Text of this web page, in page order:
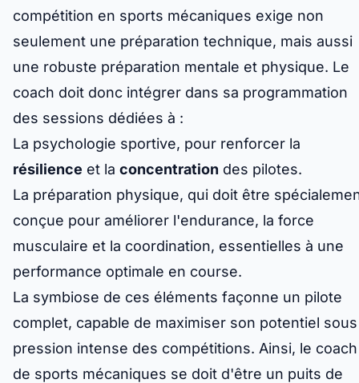
compétition en sports mécaniques exige non
seulement une préparation technique, mais aussi
une robuste préparation mentale et physique. Le
coach doit donc intégrer dans sa programmation
des sessions dédiées à :
La psychologie sportive, pour renforcer la
résilience et la concentration des pilotes.
La préparation physique, qui doit être
conçue pour améliorer l'endurance, la force
musculaire et la coordination, essentielles à une
performance optimale en course.
La symbiose de ces éléments façonne un pilote
complet, capable de maximiser son potentiel
pression intense des compétitions. Ainsi, le coach
de sports mécaniques se doit d'être un puits de